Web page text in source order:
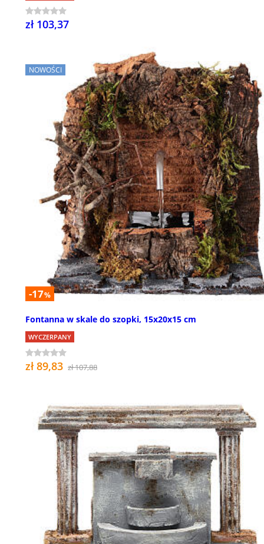
zł 103,37
NOWOŚCI
-17%
Fontanna w skale do szopki, 15x20x15 cm
WYCZERPANY
zł 89,83 zł 107,88